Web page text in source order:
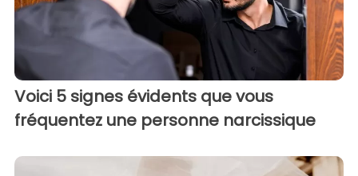
Voici 5 signes évidents que vous
fréquentez une personne narcissique